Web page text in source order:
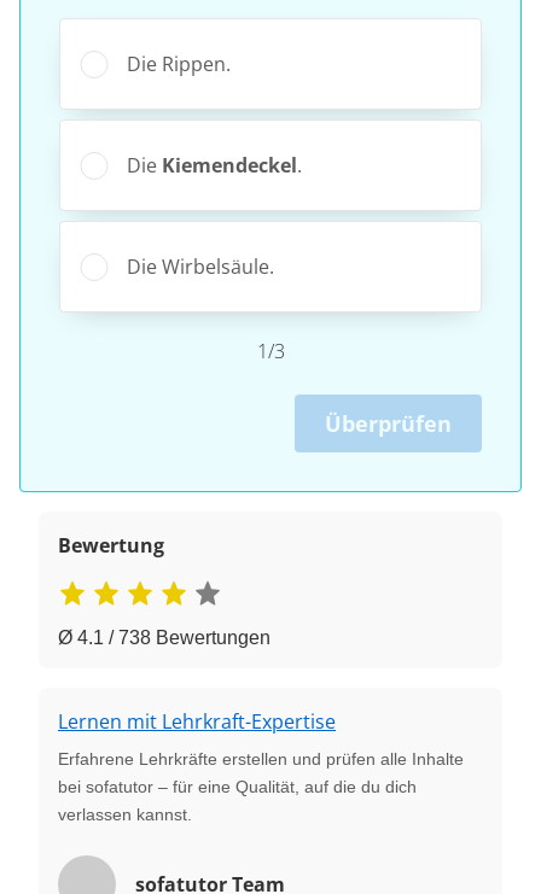
Die Rippen.
Die Kiemendeckel.
Die Wirbelsäule.
1/3
Überprüfen
Bewertung
Ø 4.1 / 738 Bewertungen
Lernen mit Lehrkraft-Expertise
Erfahrene Lehrkräfte erstellen und prüfen alle Inhalte
bei sofatutor – für eine Qualität, auf die du dich
verlassen kannst.
sofatutor Team